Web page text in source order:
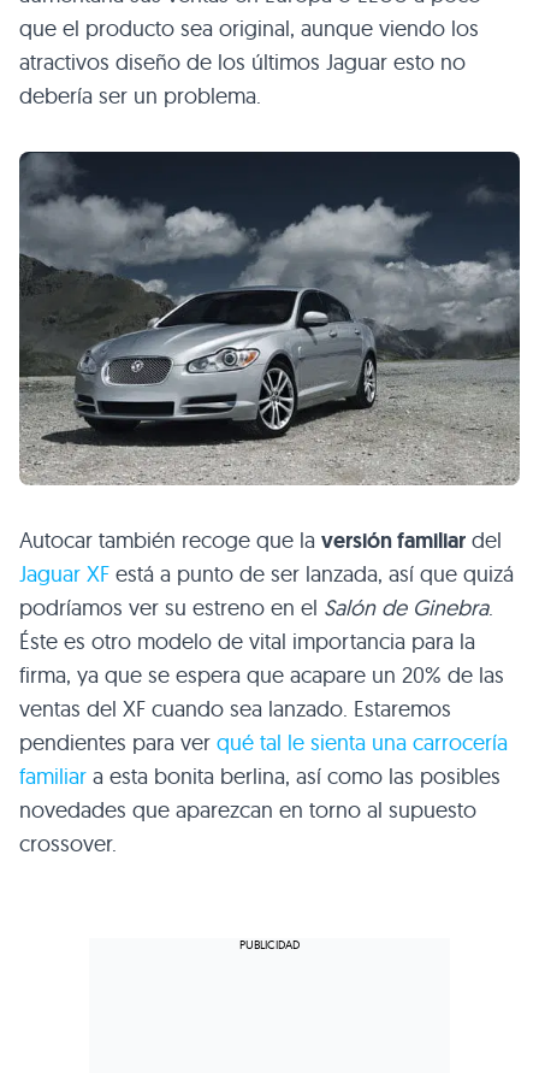
que el producto sea original, aunque viendo los
atractivos diseño de los últimos Jaguar esto no
debería ser un problema.
Autocar también recoge que la versión familiar del
Jaguar XF está a punto de ser lanzada, así que quizá
podríamos ver su estreno en el Salón de Ginebra.
Éste es otro modelo de vital importancia para la
firma, ya que se espera que acapare un 20% de las
ventas del XF cuando sea lanzado. Estaremos
pendientes para ver qué tal le sienta una carrocería
familiar a esta bonita berlina, así como las posibles
novedades que aparezcan en torno al supuesto
crossover.